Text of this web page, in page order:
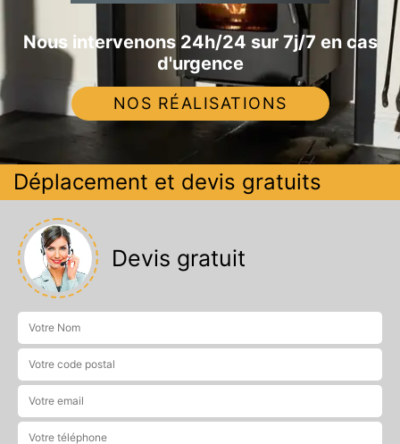
Nous intervenons 24h/24 sur 7j/7 en cas
d'urgence
NOS RÉALISATIONS
Déplacement et devis gratuits
Devis gratuit